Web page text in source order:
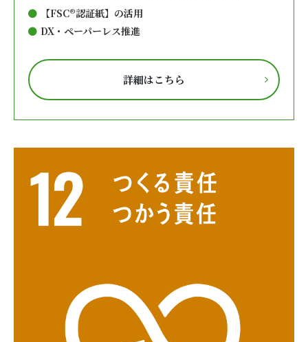
【FSC®認証紙】の活用
DX・ペーパーレス推進
詳細はこちら